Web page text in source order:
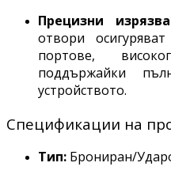
Прецизни
отвори
портове,
поддържайки
устройството.
Спецификации на
Тип: Брониран/